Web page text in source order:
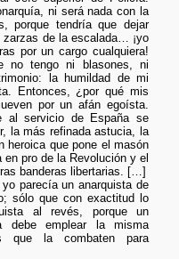
ni será nada con la
porque tendría que dejar
zarzas de la escalada… ¡yo
por un cargo cualquiera!
no tengo ni blasones, ni
la humildad de mi
Entonces, ¿por qué mis
por un afán egoísta.
al servicio de España se
la más refinada astucia, la
heroica que pone el masón
pro de la Revolución y el
banderas libertarias. […]
parecía un anarquista de
sólo que con exactitud lo
al revés, porque un
debe emplear la misma
que la combaten para